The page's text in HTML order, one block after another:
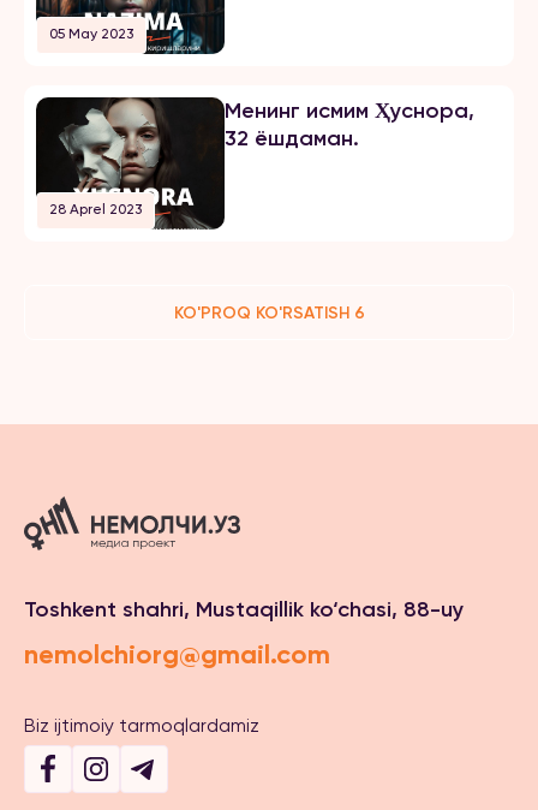
05 May 2023
28 Aprel 2023
Менинг исмим Ҳуснора,
32 ёшдаман.
KO'PROQ KO'RSATISH 6
Toshkent shahri, Mustaqillik ko‘chasi, 88-uy
nemolchiorg@gmail.com
Biz ijtimoiy tarmoqlardamiz